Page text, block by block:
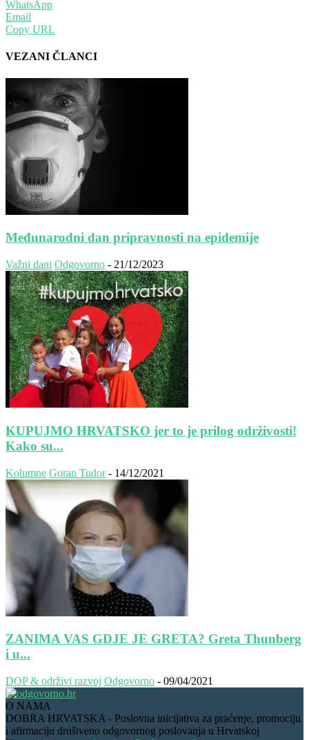
WhatsApp
Email
Copy URL
VEZANI ČLANCI
Međunarodni dan pripravnosti na epidemije
Važni dani Odgovorno - 21/12/2023
KUPUJMO HRVATSKO jer to je prilog održivosti!
Kako su...
Kolumne Goran Tudor - 14/12/2021
ZANIMA VAS GDJE JE GRETA? Greta Thunberg
i u...
DOP & održivi razvoj Odgovorno - 09/04/2021
O NAMA
DOBRA HRVATSKA - Poslovna inicijativa za praćenje, promociju
i afirmaciju društveno odgovornog poslovanja u Hrvatskoj